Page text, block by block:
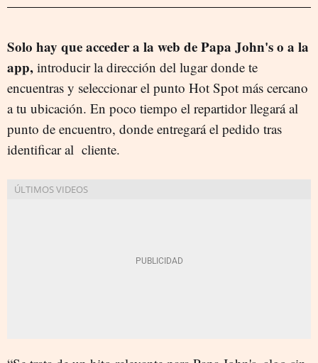
Solo hay que acceder a la web de Papa John's o a la
app, introducir la dirección del lugar donde te
encuentras y seleccionar el punto Hot Spot más cercano
a tu ubicación. En poco tiempo el repartidor llegará al
punto de encuentro, donde entregará el pedido tras
identificar al cliente.